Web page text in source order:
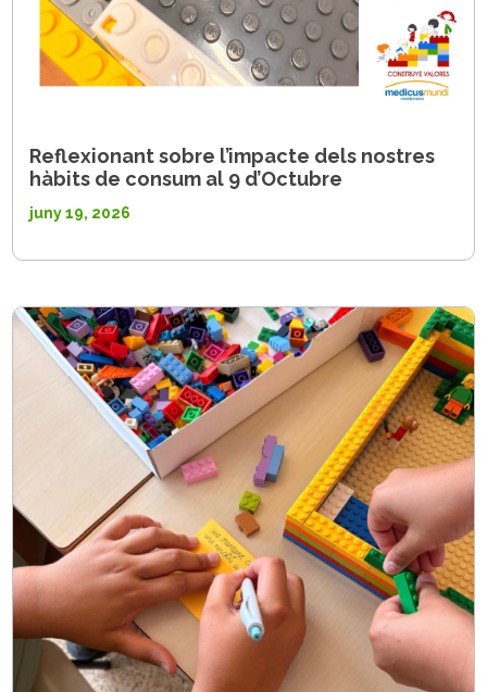
Reflexionant sobre l’impacte dels nostres
hàbits de consum al 9 d’Octubre
juny 19, 2026